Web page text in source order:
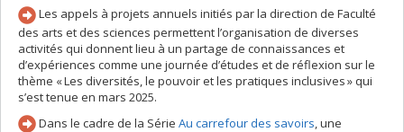
Les appels à projets annuels initiés par la direction de Faculté
des arts et des sciences permettent l’organisation de diverses
activités qui donnent lieu à un partage de connaissances et
d’expériences comme une journée d’études et de réflexion sur le
thème « Les diversités, le pouvoir et les pratiques inclusives » qui
s’est tenue en mars 2025.
Dans le cadre de la Série Au carrefour des savoirs, une